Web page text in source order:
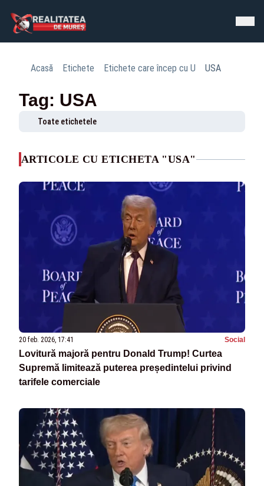
Acasă Etichete Etichete care încep cu U USA
Tag: USA
Toate etichetele
ARTICOLE CU ETICHETA "USA"
20 feb. 2026, 17:41 Social
Lovitură majoră pentru Donald Trump! Curtea
Supremă limitează puterea președintelui privind
tarifele comerciale